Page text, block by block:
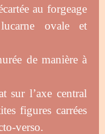
au forgeage
ovale et
de manière à
sur l’axe central
figures carrées
verso.